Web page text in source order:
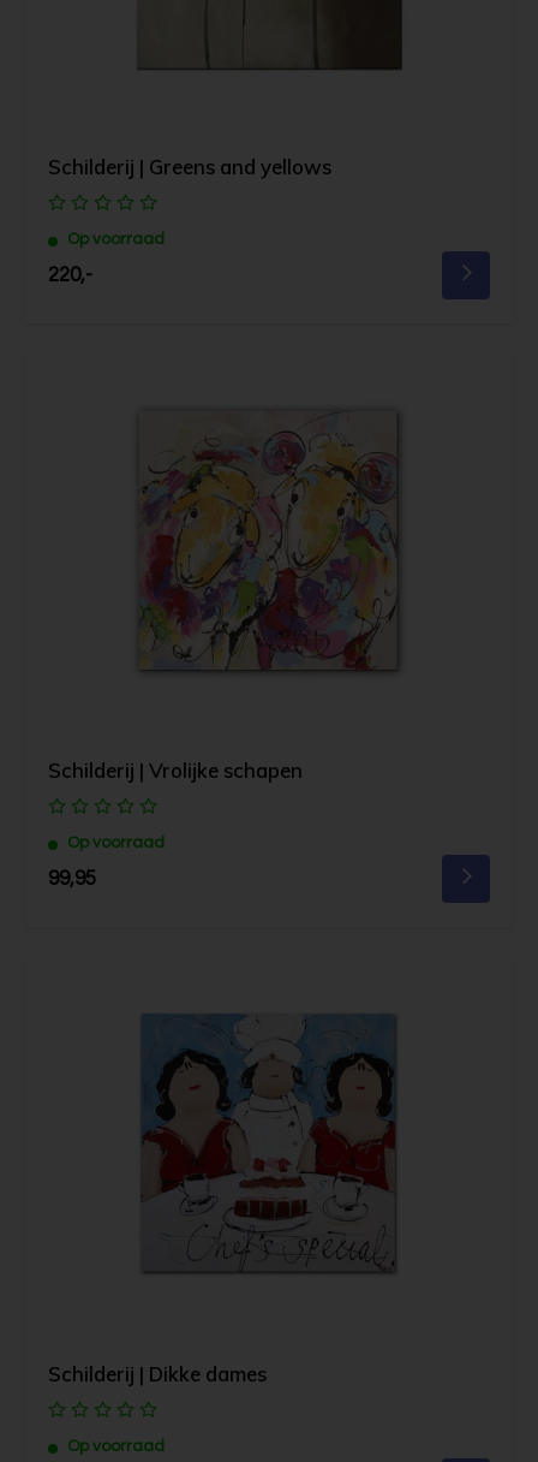
Schilderij | Greens and yellows
Op voorraad
220,-
Schilderij | Vrolijke schapen
Op voorraad
99,95
Schilderij | Dikke dames
Op voorraad